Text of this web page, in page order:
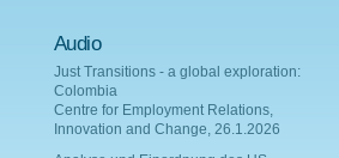
Audio
Just Transitions - a global exploration:
Colombia
Centre for Employment Relations,
Innovation and Change, 26.1.2026